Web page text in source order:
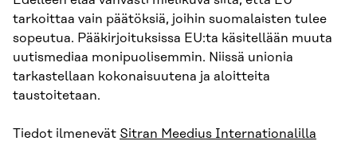
tarkoittaa vain päätöksiä, joihin suomalaisten tulee
sopeutua. Pääkirjoituksissa EU:ta käsitellään muuta
uutismediaa monipuolisemmin. Niissä unionia
tarkastellaan kokonaisuutena ja aloitteita
taustoitetaan.
Tiedot ilmenevät Sitran Meedius Internationalilla